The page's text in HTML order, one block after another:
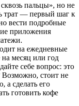
пальцы», но не
трат — первый шаг к
вести подробные
приложения
на ежедневные
месяц или год
себе вопрос: это
Возможно, стоит не
а сделать его
готовить кофе